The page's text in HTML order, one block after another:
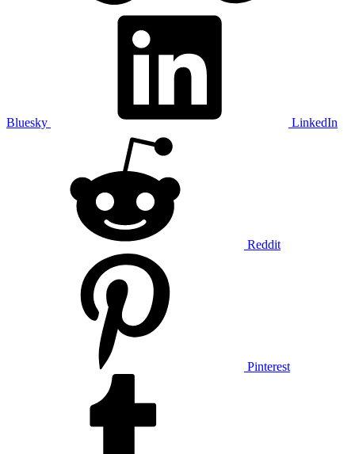
Bluesky LinkedIn
Reddit
Pinterest